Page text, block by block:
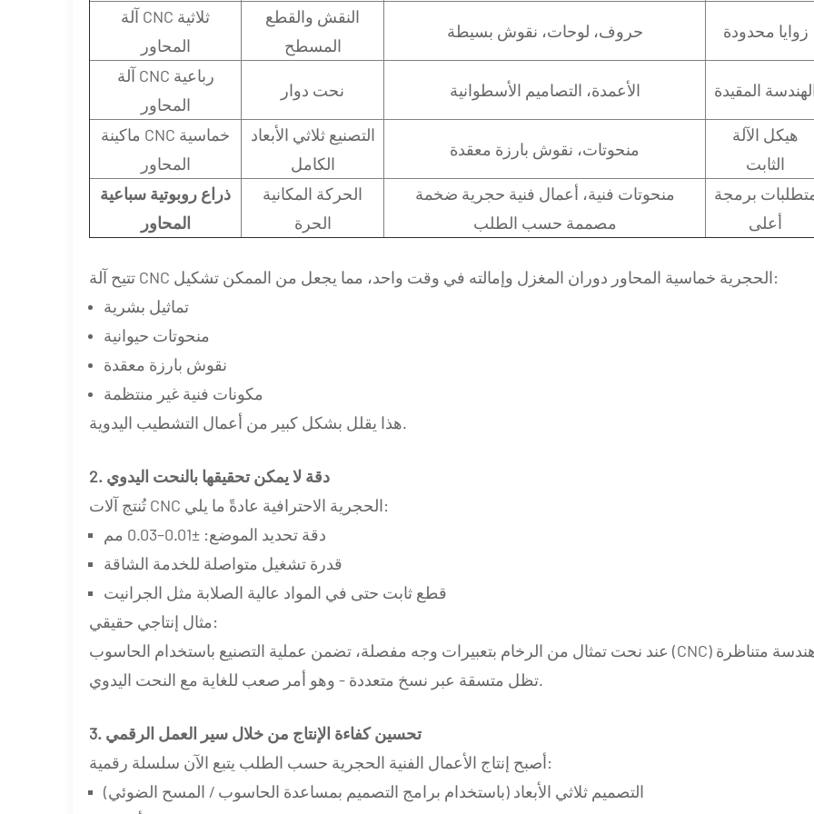
آلة CNC ثلاثية
المحاور
النقش والقطع
المسطح
حروف، لوحات، نقوش بسيطة زوايا محدودة
آلة CNC رباعية
المحاور
نحت دوار الأعمدة، التصاميم الأسطوانية المقيدة
ماكينة CNC خماسية
المحاور
التصنيع ثلاثي الأبعاد
الكامل
منحوتات، نقوش بارزة معقدة
هيكل الآلة
الثابت
ذراع روبوتية سباعية
المحاور
الحركة المكانية
الحرة
منحوتات فنية، أعمال فنية حجرية ضخمة
مصممة حسب الطلب
برمجة
أعلى
تتيح آلة CNC الحجرية خماسية المحاور دوران المغزل وإمالته في وقت واحد، مما يجعل من الممكن تشكيل:
تماثيل بشرية
منحوتات حيوانية
نقوش بارزة معقدة
مكونات فنية غير منتظمة
هذا يقلل بشكل كبير من أعمال التشطيب اليدوية.
2. دقة لا يمكن تحقيقها بالنحت اليدوي
تُنتج آلات CNC الحجرية الاحترافية عادةً ما يلي:
دقة تحديد الموضع: ±0.01–0.03 مم
قدرة تشغيل متواصلة للخدمة الشاقة
قطع ثابت حتى في المواد عالية الصلابة مثل الجرانيت
مثال إنتاجي حقيقي:
عند نحت تمثال من الرخام بتعبيرات وجه مفصلة، ​​تضمن عملية التصنيع باستخدام الحاسوب (CNC) هندسة متناظرة
تظل متسقة عبر نسخ متعددة - وهو أمر صعب للغاية مع النحت اليدوي.
3. تحسين كفاءة الإنتاج من خلال سير العمل الرقمي
أصبح إنتاج الأعمال الفنية الحجرية حسب الطلب يتبع الآن سلسلة رقمية:
التصميم ثلاثي الأبعاد (باستخدام برامج التصميم بمساعدة الحاسوب / المسح الضوئي)